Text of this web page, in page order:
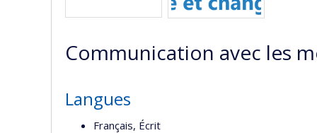
Communication avec les
Langues
Français, Écrit